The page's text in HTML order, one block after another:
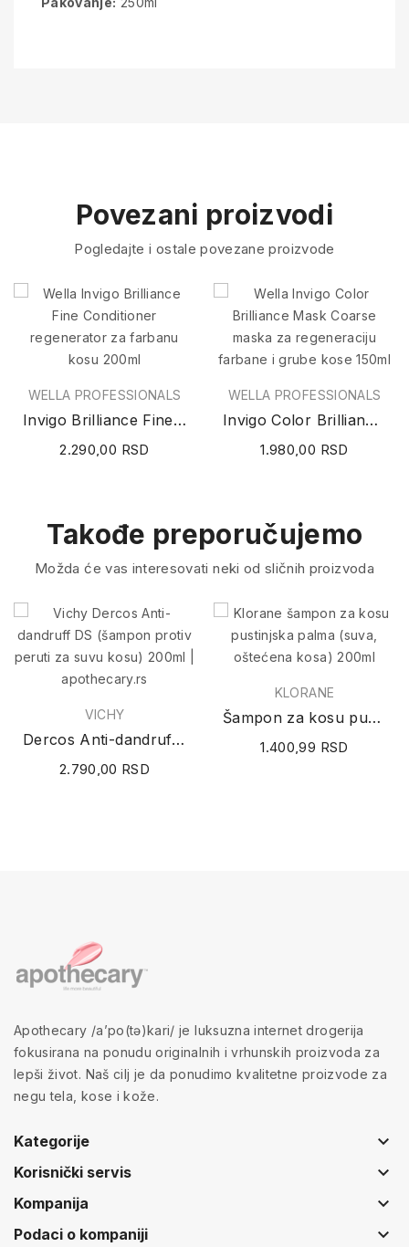
Povezani proizvodi
Pogledajte i ostale povezane proizvode
WELLA PROFESSIONALS
Invigo Brilliance Fine Conditioner regenerator...
2.290,00 RSD
WELLA PROFESSIONALS
Invigo Color Brilliance Mask Coarse maska za...
1.980,00 RSD
Takođe preporučujemo
Možda će vas interesovati neki od sličnih proizvoda
VICHY
Dercos Anti-dandruff DS (šampon protiv peruti...
2.790,00 RSD
KLORANE
Šampon za kosu pustinjska palma (suva, oštećena...
1.400,99 RSD
Apothecary /a’po(tə)kari/ je luksuzna internet drogerija
fokusirana na ponudu originalnih i vrhunskih proizvoda za
lepši život. Naš cilj je da ponudimo kvalitetne proizvode za
negu tela, kose i kože.
Kategorije keyboard_arrow_down
Korisnički servis keyboard_arrow_down
Kompanija keyboard_arrow_down
Podaci o kompaniji keyboard_arrow_down